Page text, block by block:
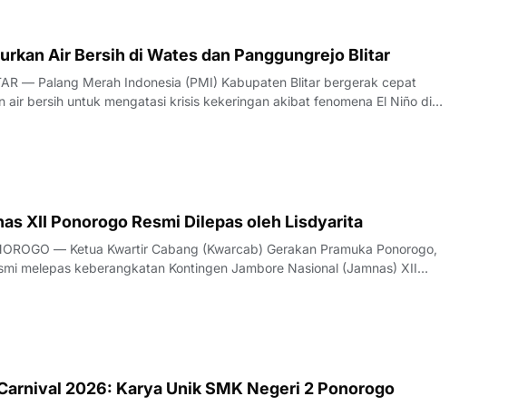
Air Bersih di Wates dan Panggungrejo Blitar
— Palang Merah Indonesia (PMI) Kabupaten Blitar bergerak cepat
air bersih untuk mengatasi krisis kekeringan akibat fenomena El Niño di
[7/8, 8/8]. Dalam operasi kemanusiaan yang berlangsung selama dua
XII Ponorogo Resmi Dilepas oleh Lisdyarita
— Ketua Kwartir Cabang (Kwarcab) Gerakan Pramuka Ponorogo,
melepas keberangkatan Kontingen Jambore Nasional (Jamnas) XII
pelepasan yang berlangsung khidmat dan penuh semangat ini digelar di
2026: Karya Unik SMK Negeri 2 Ponorogo